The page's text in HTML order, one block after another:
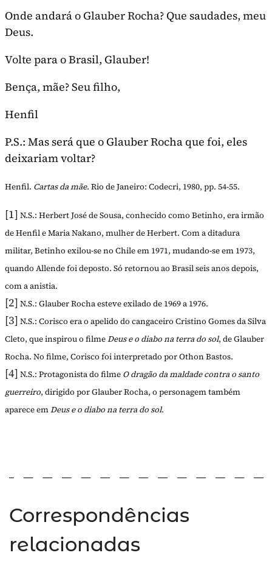
Onde andará o Glauber Rocha? Que saudades, meu
Deus.
Volte para o Brasil, Glauber!
Bença, mãe? Seu filho,
Henfil
P.S.: Mas será que o Glauber Rocha que foi, eles
deixariam voltar?
Henfil. Cartas da mãe. Rio de Janeiro: Codecri, 1980, pp. 54-55.
[1] N.S.: Herbert José de Sousa, conhecido como Betinho, era irmão
de Henfil e Maria Nakano, mulher de Herbert. Com a ditadura
militar, Betinho exilou-se no Chile em 1971, mudando-se em 1973,
quando Allende foi deposto. Só retornou ao Brasil seis anos depois,
com a anistia.
[2] N.S.: Glauber Rocha esteve exilado de 1969 a 1976.
[3] N.S.: Corisco era o apelido do cangaceiro Cristino Gomes da Silva
Cleto, que inspirou o filmeDeus e o diabo na terra do sol, de Glauber
Rocha. No filme, Corisco foi interpretado por Othon Bastos.
[4] N.S.: Protagonista do filme O dragão da maldade contra o santo
guerreiro, dirigido por Glauber Rocha, o personagem também
aparece emDeus e o diabo na terra do sol.
Correspondências
relacionadas